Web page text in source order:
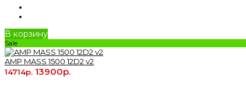
В корзину
Sale
AMP MASS 1500 12D2 v2
14714р. 13900р.